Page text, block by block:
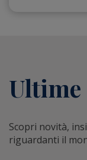
Ultime
Scopri novità,
riguardanti il